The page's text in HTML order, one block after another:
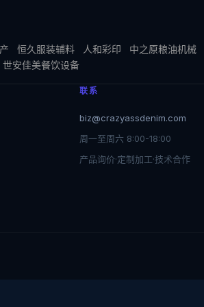
恒久服装辅料 人和彩印 中之原粮油机械
世安佳美餐饮设备
联系
biz@crazyassdenim.com
周一至周六 8:00-18:00
产品询价·定制加工·技术合作